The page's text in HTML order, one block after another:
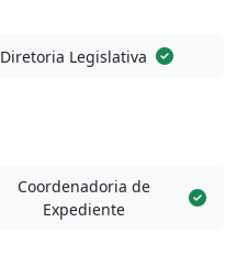
Diretoria Legislativa
Coordenadoria de
Expediente